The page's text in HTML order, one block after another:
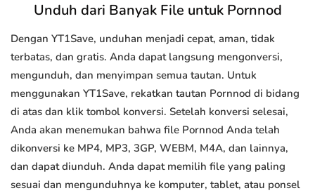
Unduh dari Banyak File untuk Pornnod
Dengan YT1Save, unduhan menjadi cepat, aman, tidak
terbatas, dan gratis. Anda dapat langsung mengonversi,
mengunduh, dan menyimpan semua tautan. Untuk
menggunakan YT1Save, rekatkan tautan Pornnod di bidang
di atas dan klik tombol konversi. Setelah konversi selesai,
Anda akan menemukan bahwa file Pornnod Anda telah
dikonversi ke MP4, MP3, 3GP, WEBM, M4A, dan lainnya,
dan dapat diunduh. Anda dapat memilih file yang paling
sesuai dan mengunduhnya ke komputer, tablet, atau ponsel